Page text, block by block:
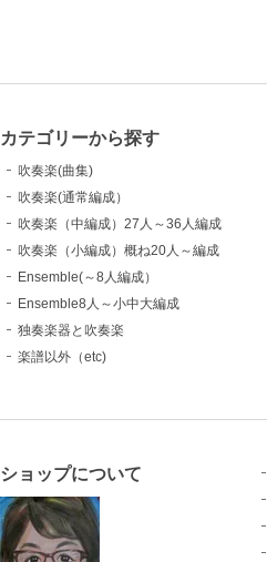
カテゴリーから探す
吹奏楽(曲集)
吹奏楽(通常編成）
吹奏楽（中編成）27人～36人編成
吹奏楽（小編成）概ね20人～編成
Ensemble(～8人編成）
Ensemble8人～小中大編成
独奏楽器と吹奏楽
楽譜以外（etc)
ショップについて